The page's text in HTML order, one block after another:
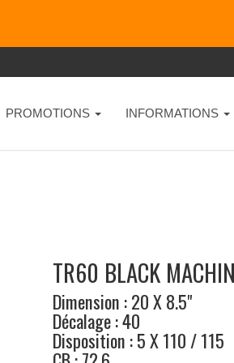
PROMOTIONS INFORMATIONS
TR60 BLACK
Dimension : 20 X 8.5"
Décalage : 40
Disposition : 5 X 110 / 115